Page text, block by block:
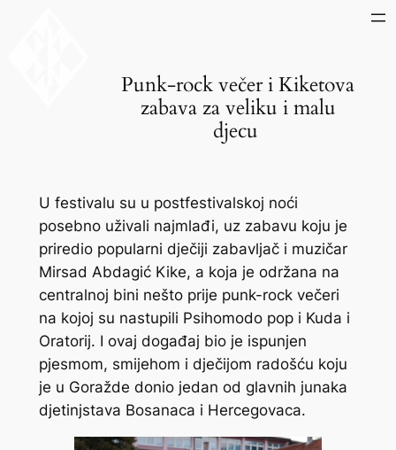
Punk-rock večer i Kiketova
zabava za veliku i malu
djecu
U festivalu su u postfestivalskoj noći
posebno uživali najmlađi, uz zabavu koju je
priredio popularni dječiji zabavljač i muzičar
Mirsad Abdagić Kike, a koja je održana na
centralnoj bini nešto prije punk-rock večeri
na kojoj su nastupili Psihomodo pop i Kuda i
Oratorij. I ovaj događaj bio je ispunjen
pjesmom, smijehom i dječijom radošću koju
je u Goražde donio jedan od glavnih junaka
djetinjstava Bosanaca i Hercegovaca.